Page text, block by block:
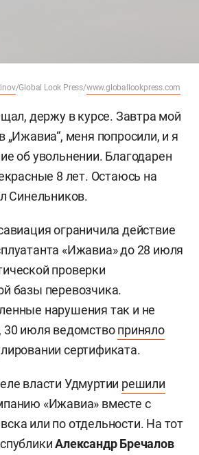
/Global Look Press/www.globallookpress.com
держу в курсе. Завтра мой
„Ижавиа“, меня попросили, и я
об увольнении. Благодарен
8 лет. Остаюсь на
Синельников.
ограничила действие
«Ижавиа» до 28 июля
проверки
базы перевозчика.
нарушения так и не
30 июля ведомствоприняло
сертификата.
власти Удмуртии решили
«Ижавиа» вместе с
или по отдельности. На тот
Александр Бречалов